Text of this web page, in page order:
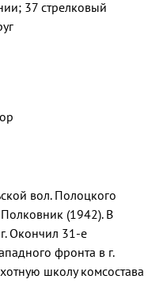
37 стрелковый
вол. Полоцкого
Полковник (1942). В
Окончил 31-е
фронта в г.
школу комсостава